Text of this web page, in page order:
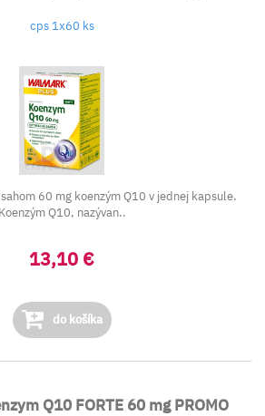
cps 1x60 ks
60 mg koenzým Q10 v jednej kapsule.
Koenzým Q10, nazývan..
13,10 €
do košíka
Q10 FORTE 60 mg PROMO